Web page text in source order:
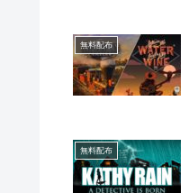
無料配布
無料配布